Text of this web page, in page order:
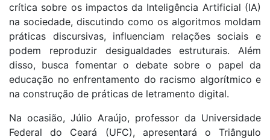
crítica sobre os impactos da Inteligência Artificial (IA)
na sociedade, discutindo como os algoritmos moldam
práticas discursivas, influenciam relações sociais e
podem reproduzir desigualdades estruturais. Além
disso, busca fomentar o debate sobre o papel da
educação no enfrentamento do racismo algorítmico e
na construção de práticas de letramento digital.
Na ocasião, Júlio Araújo, professor da Universidade
Federal do Ceará (UFC), apresentará o Triângulo